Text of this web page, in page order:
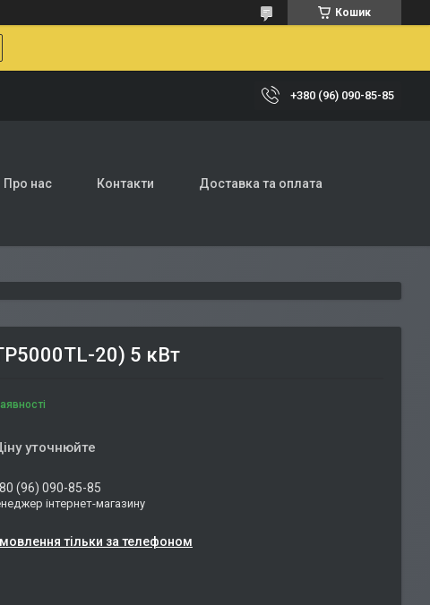
Кошик
+380 (96) 090-85-85
Про нас Контакти Доставка та оплата
20) 5 кВт
уточнюйте
(96) 090-85-85
інтернет-магазину
тільки за телефоном